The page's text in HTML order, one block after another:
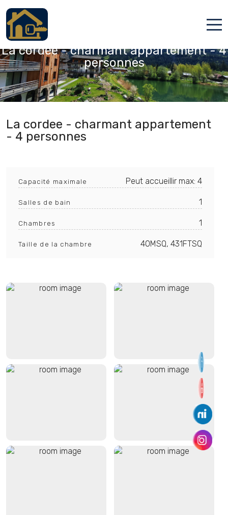
Accueil
Locations
Services
Qui sommes nous
Contact
Chamonix-Mont-Blanc, Haute-Savoie
La cordee - charmant appartement - 4
personnes
La cordee - charmant appartement
- 4 personnes
Capacité maximale Peut accueillir max: 4
Salles de bain 1
Chambres 1
Taille de la chambre 40MSQ, 431FTSQ